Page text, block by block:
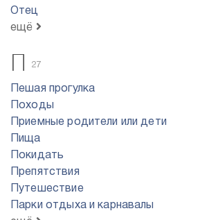
Отец
ещё
П 27
Пешая прогулка
Походы
Приемные родители или дети
Пища
Покидать
Препятствия
Путешествие
Парки отдыха и карнавалы